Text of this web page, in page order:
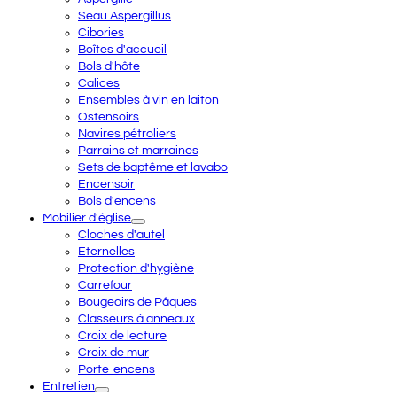
Seau Aspergillus
Cibories
Boîtes d'accueil
Bols d'hôte
Calices
Ensembles à vin en laiton
Ostensoirs
Navires pétroliers
Parrains et marraines
Sets de baptême et lavabo
Encensoir
Bols d'encens
Mobilier d'église
Cloches d'autel
Eternelles
Protection d'hygiène
Carrefour
Bougeoirs de Pâques
Classeurs à anneaux
Croix de lecture
Croix de mur
Porte-encens
Entretien